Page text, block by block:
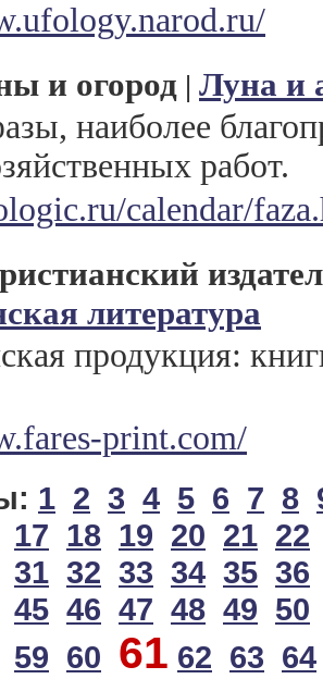
и огород | Луна и
наиболее
работ.
calendar/
литература
продукция:
print.com/
1 2 3 4 5 6 7 8
17 18 19 20 21 22
31 32 33 34 35 36
45 46 47 48 49 50
59 60 61 62 63 64